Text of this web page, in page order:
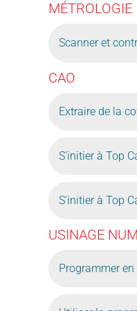
MÉTROLOGIE
Scanner et
CAO
Extraire de la
S'initier à Top
S'initier à Top
USINAGE
Programmer en